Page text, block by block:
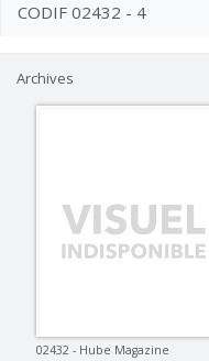
CODIF 02432 - 4
Archives
02432 - Hube Magazine